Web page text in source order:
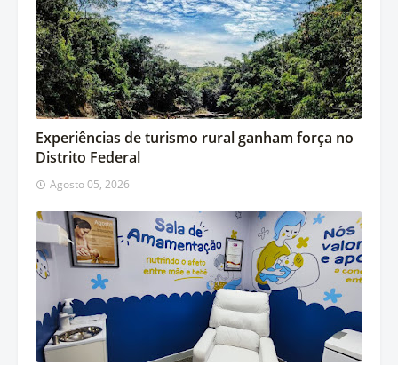
Experiências de turismo rural ganham força no
Distrito Federal
Agosto 05, 2026